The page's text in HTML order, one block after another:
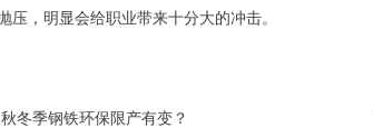
压，明显会给职业带来十分大的冲击。
冬季钢铁环保限产有变？